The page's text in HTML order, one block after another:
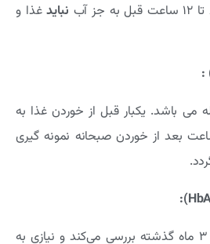
نبایدغذا و
:
آزمایش 2 مرحله می باشد. یکبار قبل از خوردن غذا به
ناشتا و یکبار 2 ساعت بعد از خوردن صبحانه نمونه گیری
:
میزان قند خون را در طی 3 ماه گذشته بررسی می‌کند و نیازی به